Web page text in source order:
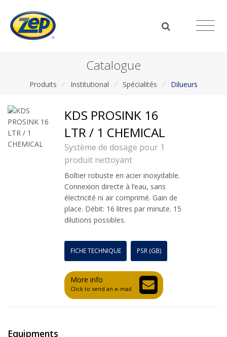
Catalogue
Produits / Institutional / Spécialités / Dilueurs
KDS PROSINK 16
LTR / 1 CHEMICAL
Système de dosage pour 1
produit nettoyant
Boîtier robuste en acier inoxydable.
Connexion directe à l’eau, sans
électricité ni air comprimé. Gain de
place. Débit: 16 litres par minute. 15
dilutions possibles.
FICHE TECHNIQUE PSR (GB)
More info
Click to send an e-mail
Equipments